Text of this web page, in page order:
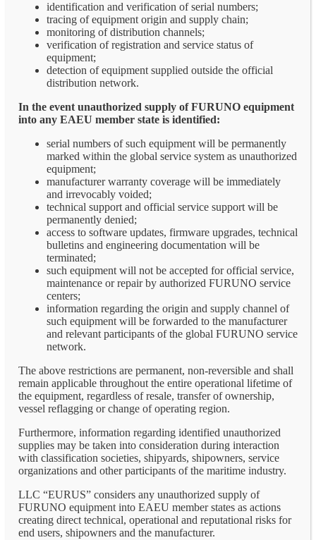
identification and verification of serial numbers;
tracing of equipment origin and supply chain;
monitoring of distribution channels;
verification of registration and service status of
equipment;
detection of equipment supplied outside the official
distribution network.
In the event unauthorized supply of FURUNO equipment
into any EAEU member state is identified:
serial numbers of such equipment will be permanently
marked within the global service system as unauthorized
equipment;
manufacturer warranty coverage will be immediately
and irrevocably voided;
technical support and official service support will be
permanently denied;
access to software updates, firmware upgrades, technical
bulletins and engineering documentation will be
terminated;
such equipment will not be accepted for official service,
maintenance or repair by authorized FURUNO service
centers;
information regarding the origin and supply channel of
such equipment will be forwarded to the manufacturer
and relevant participants of the global FURUNO service
network.
The above restrictions are permanent, non-reversible and shall
remain applicable throughout the entire operational lifetime of
the equipment, regardless of resale, transfer of ownership,
vessel reflagging or change of operating region.
Furthermore, information regarding identified unauthorized
supplies may be taken into consideration during interaction
with classification societies, shipyards, shipowners, service
organizations and other participants of the maritime industry.
LLC “EURUS” considers any unauthorized supply of
FURUNO equipment into EAEU member states as actions
creating direct technical, operational and reputational risks for
end users, shipowners and the manufacturer.